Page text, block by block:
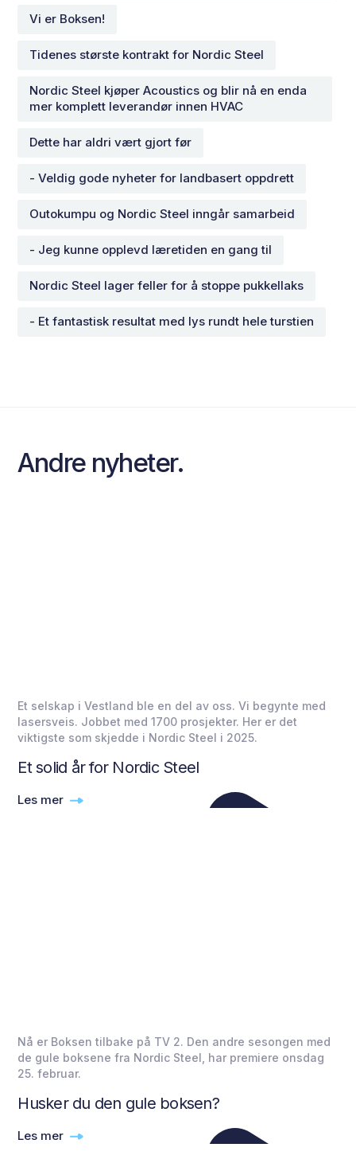
Vi er Boksen!
Tidenes største kontrakt for Nordic Steel
Nordic Steel kjøper Acoustics og blir nå en enda
mer komplett leverandør innen HVAC
Dette har aldri vært gjort før
- Veldig gode nyheter for landbasert oppdrett
Outokumpu og Nordic Steel inngår samarbeid
- Jeg kunne opplevd læretiden en gang til
Nordic Steel lager feller for å stoppe pukkellaks
- Et fantastisk resultat med lys rundt hele turstien
Andre nyheter.
Et selskap i Vestland ble en del av oss. Vi begynte med
lasersveis. Jobbet med 1700 prosjekter. Her er det
viktigste som skjedde i Nordic Steel i 2025.
Et solid år for Nordic Steel
Les mer
Nå er Boksen tilbake på TV 2. Den andre sesongen med
de gule boksene fra Nordic Steel, har premiere onsdag
25. februar.
Husker du den gule boksen?
Les mer